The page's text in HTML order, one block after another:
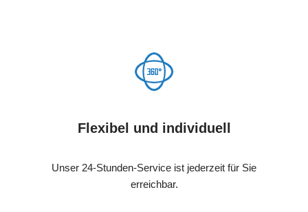
Flexibel und individuell
Unser 24-Stunden-Service ist jederzeit für Sie
erreichbar.